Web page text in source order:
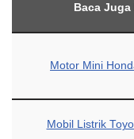
Baca
Motor Mini
Mobil Listrik